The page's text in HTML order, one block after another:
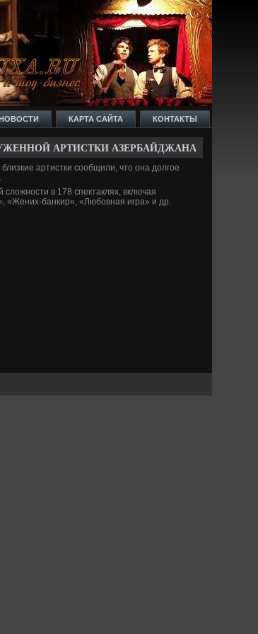
КАРТА САЙТА КОНТАКТЫ
АРТИСТКИ АЗЕРБАЙДЖАНА
артистки сообщили, что она долгое
в 178 спектаклях, включая
«Жених-банкир», «Любовная игра» и др.